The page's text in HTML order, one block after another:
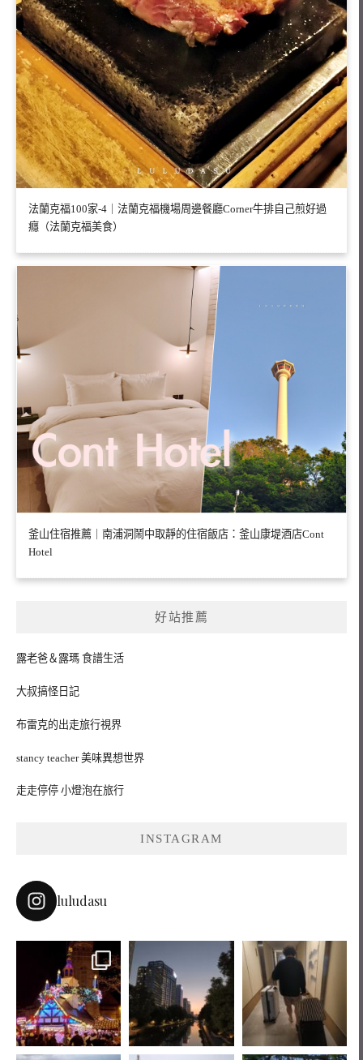
法蘭克福100家-4｜法蘭克福機場周邊餐廳Corner牛排自己煎好過
癮（法蘭克福美食）
釜山住宿推薦｜南浦洞鬧中取靜的住宿飯店：釜山康堤酒店Cont
Hotel
好站推薦
露老爸＆露瑪 食譜生活
大叔搞怪日記
布雷克的出走旅行視界
stancy teacher 美味異想世界
走走停停 小燈泡在旅行
INSTAGRAM
luludasu